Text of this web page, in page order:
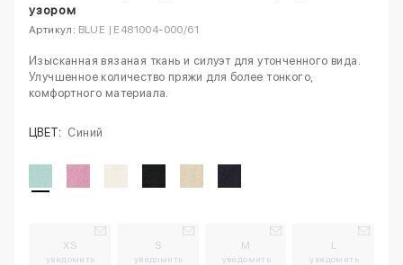
узором
Артикул: BLUE | E481004-000/61
Изысканная вязаная ткань и силуэт для утонченного вида.
Улучшенное количество пряжи для более тонкого,
комфортного материала.
ЦВЕТ: Синий
XS
уведомить
S
уведомить
M
уведомить
L
уведомить